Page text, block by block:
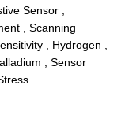
Sensor ,
, Scanning
, Hydrogen ,
, Sensor